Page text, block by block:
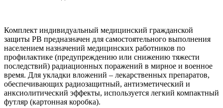
Комплект индивидуальный медицинский гражданской
защиты РВ предназначен для самостоятельного выполнения
населением назначений медицинских работников по
профилактике (предупреждению или снижению тяжести
последствий) радиационных поражений в мирное и военное
время. Для укладки вложений – лекарственных препаратов,
обеспечивающих радиозащитный, антиэметический и
анксиолитический эффекты, используется легкий компактный
футляр (картонная коробка).